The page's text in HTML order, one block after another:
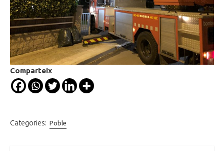
Comparteix
Categories: Poble